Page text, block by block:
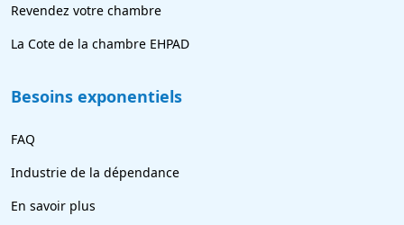
Revendez votre chambre
La Cote de la chambre EHPAD
Besoins exponentiels
FAQ
Industrie de la dépendance
En savoir plus